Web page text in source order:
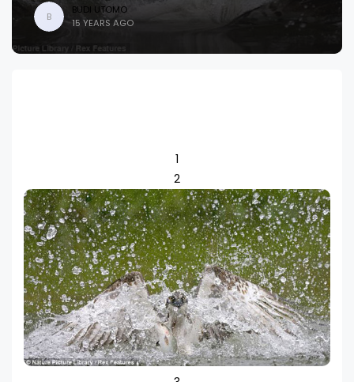
B
BUDI UTOMO
15 YEARS AGO
1
2